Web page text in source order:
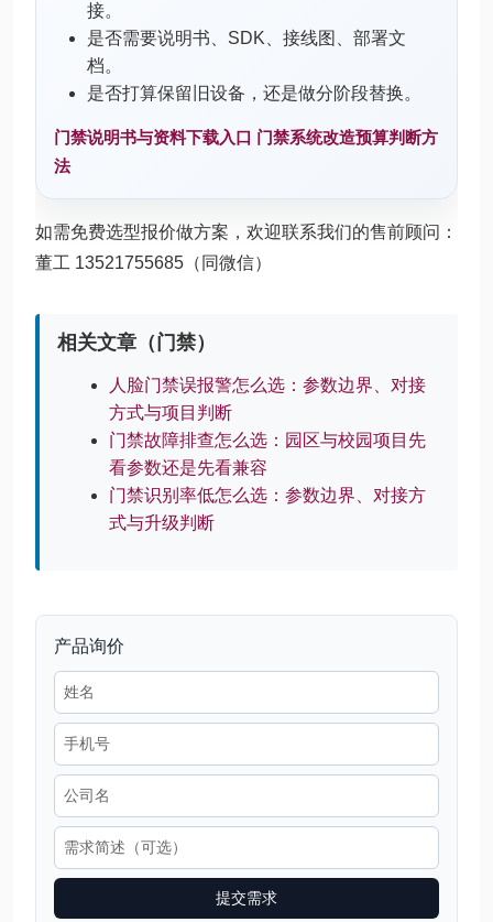
接。
是否需要说明书、SDK、接线图、部署文
档。
是否打算保留旧设备，还是做分阶段替换。
门禁说明书与资料下载入口 门禁系统改造预算判断方
法
如需免费选型报价做方案，欢迎联系我们的售前顾问：
董工 13521755685（同微信）
相关文章（门禁）
人脸门禁误报警怎么选：参数边界、对接
方式与项目判断
门禁故障排查怎么选：园区与校园项目先
看参数还是先看兼容
门禁识别率低怎么选：参数边界、对接方
式与升级判断
产品询价
提交需求